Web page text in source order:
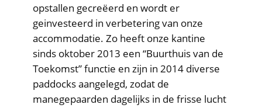
opstallen gecreëerd en wordt er
geinvesteerd in verbetering van onze
accommodatie. Zo heeft onze kantine
sinds oktober 2013 een “Buurthuis van de
Toekomst” functie en zijn in 2014 diverse
paddocks aangelegd, zodat de
manegepaarden dagelijks in de frisse lucht